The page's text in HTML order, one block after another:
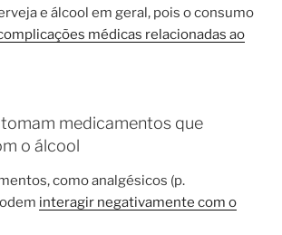
e álcool em geral, pois o consumo
médicas relacionadas ao
tomam medicamentos que
o álcool
como analgésicos (p.
interagir negativamente com o